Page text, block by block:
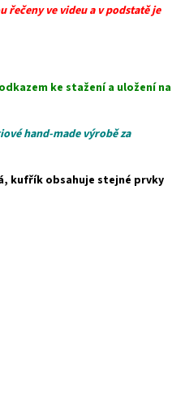
řečeny ve videu a v podstatě je
ke stažení a uložení na
hand-made výrobě za
kufřík obsahuje stejné prvky